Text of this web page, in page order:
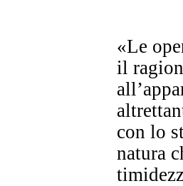
«Le
il
con lo
natura